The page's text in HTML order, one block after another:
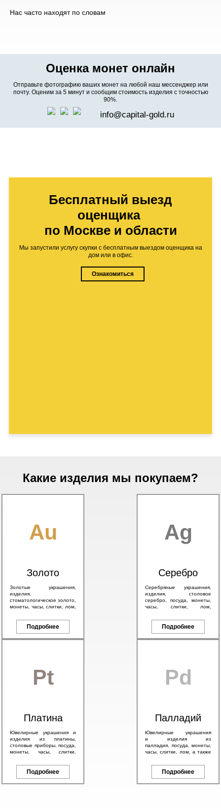
Нас часто находят по словам
Оценка монет онлайн
Отправьте фотографию ваших монет на любой наш мессенджер или
почту. Оценим за 5 минут и сообщим стоимость изделия с точностью
90%.
info@capital-gold.ru
Бесплатный выезд
оценщика
по Москве и области
Мы запустили услугу скупки с бесплатным выездом оценщика на
дом или в офис.
Ознакомиться
Какие изделия мы покупаем?
Au
Золото
Золотые украшения,
изделия,
стоматологическое золото,
монеты, часы, слитки, лом,
золото 56 пробы и
брендовые изделия.
Подробнее
Ag
Серебро
Серебряные украшения,
изделия, столовое
серебро, посуда, монеты,
часы, слитки, лом,
пробы, в том числе с
эмалью.Подробнее
Pt
Платина
Ювелирные украшения и
изделия из платины,
столовые приборы, посуда,
монеты, часы, слитки,
также другие платиновые
изделия.Подробнее
Pd
Палладий
Ювелирные украшения
и изделия из
палладия, посуда, монеты,
часы, слитки, лом, а также
содержанием палладия.
Подробнее